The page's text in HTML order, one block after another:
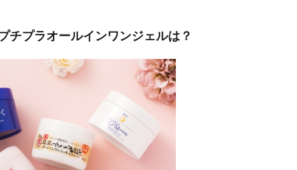
チプラオールインワンジェルは？